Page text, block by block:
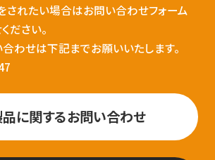
されたい場合はお問い合わせフォーム
ださい。
わせは下記までお願いいたします。
に関するお問い合わせ